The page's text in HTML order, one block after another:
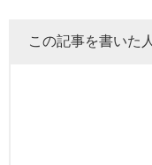
この記事を書いた人